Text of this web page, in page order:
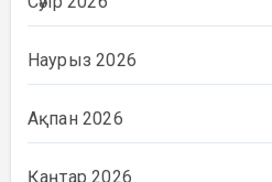
Наурыз 2026
Ақпан 2026
Қаңтар 2026